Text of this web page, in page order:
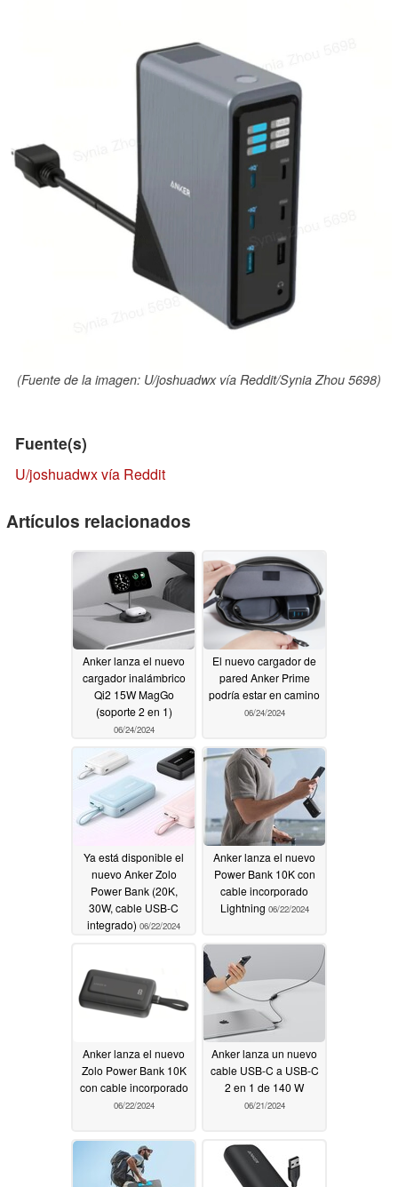
(Fuente de la imagen: U/joshuadwx vía Reddit/Synia Zhou 5698)
Fuente(s)
U/joshuadwx vía Reddit
Artículos relacionados
Anker lanza el nuevo
cargador inalámbrico
Qi2 15W MagGo
(soporte 2 en 1)
06/24/2024
El nuevo cargador de
pared Anker Prime
podría estar en camino
06/24/2024
Ya está disponible el
nuevo Anker Zolo
Power Bank (20K,
30W, cable USB-C
integrado) 06/22/2024
Anker lanza el nuevo
Power Bank 10K con
cable incorporado
Lightning 06/22/2024
Anker lanza el nuevo
Zolo Power Bank 10K
con cable incorporado
06/22/2024
Anker lanza un nuevo
cable USB-C a USB-C
2 en 1 de 140 W
06/21/2024